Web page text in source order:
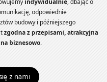
odpowiednie
budowy i późniejszego
zgodna z przepisami, atrakcyjna
biznesowo.
z nami